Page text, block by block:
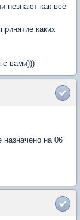
незнают как всё
каких
с вами)))
назначено на 06